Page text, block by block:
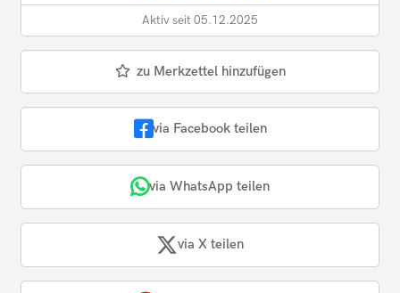
Aktiv seit 05.12.2025
zu Merkzettel hinzufügen
via Facebook teilen
via WhatsApp teilen
via X teilen